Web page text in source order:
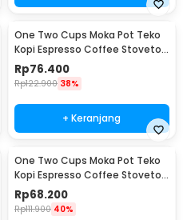
One Two Cups Moka Pot Teko
Kopi Espresso Coffee Stovetop
6 Cup 300ml - Z20
Rp76.400
Rp122.900 38%
+ Keranjang
One Two Cups Moka Pot Teko
Kopi Espresso Coffee Stovetop
4 Cup 200ml - Z20
Rp68.200
Rp111.900 40%